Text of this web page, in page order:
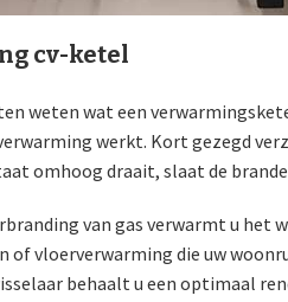
cv-ketel
weten wat een
werkt. Kort gezegd
omhoog draait, slaat de
van gas verwarmt u het
of vloerverwarming die uw
behaalt u een optimaal